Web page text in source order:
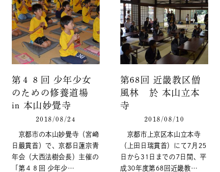
第４８回 少年少女
のための修養道場
in 本山妙覺寺
2018/08/24
京都市の本山妙覺寺（宮﨑
日嚴貫首）で、京都日蓮宗青
年会（大西法樹会長）主催の
「第４８回 少年少…
第68回 近畿教区僧
風林 於 本山立本
寺
2018/08/10
京都市上京区本山立本寺
（上田日瑞貫首）にて7月25
日から31日までの7日間、平
成30年度第68回近畿教…